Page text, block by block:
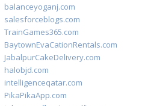
balanceyoganj.com
salesforceblogs.com
TrainGames365.com
BaytownEvaCationRentals.com
JabalpurCakeDelivery.com
halobjd.com
intelligenceqatar.com
PikaPikaApp.com